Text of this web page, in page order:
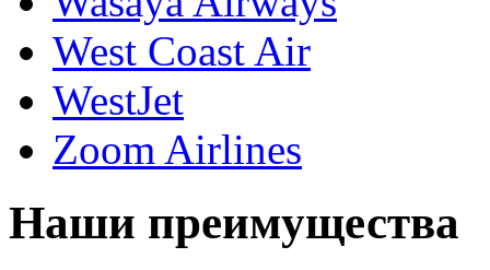
West Coast Air
WestJet
Zoom Airlines
Наши преимущества